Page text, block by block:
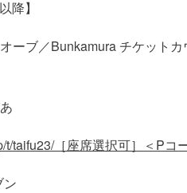
降】
ーブ／Bunkamura チケット
t/taifu23/［座席選択可］＜Pコ
ン